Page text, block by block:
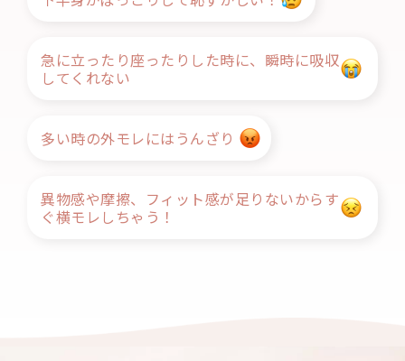
急に立ったり座ったりした時に、瞬時に吸収
してくれない
多い時の外モレにはうんざり
異物感や摩擦、フィット感が足りないからす
ぐ横モレしちゃう！